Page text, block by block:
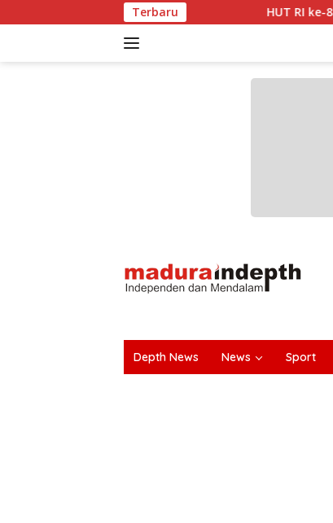
ke
Terbaru
HUT RI ke-81 Makin Semarak,
Depth News News Sport